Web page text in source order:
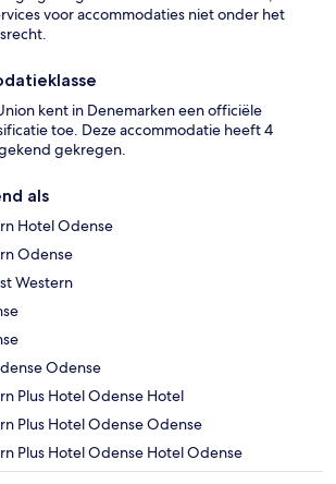
voor accommodaties niet onder het
kent in Denemarken een officiële
toe. Deze accommodatie heeft 4
gekregen.
als
Hotel Odense
Odense
Western
Odense
Plus Hotel Odense Hotel
Plus Hotel Odense Odense
Plus Hotel Odense Hotel Odense